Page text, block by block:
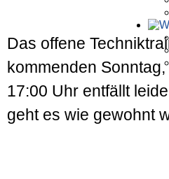
Das offene
kommenden
17:00 Uhr entfällt
geht es wie gewohnt